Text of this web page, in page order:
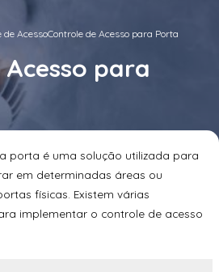
de AcessoControle de Acesso para Porta
para
porta é uma solução utilizada para
em determinadas áreas ou
físicas. Existem várias
implementar o controle de acesso